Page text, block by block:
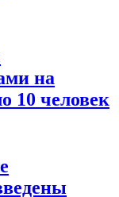
на
10 человек